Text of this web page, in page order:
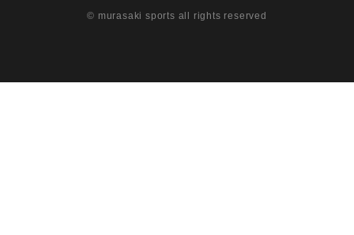
© murasaki sports all rights reserved